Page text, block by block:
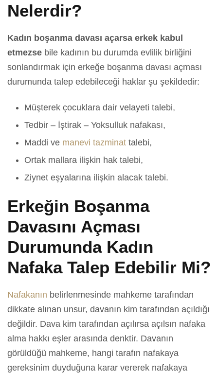
Nelerdir?
Kadın boşanma davası açarsa erkek kabul
etmezse bile kadının bu durumda evlilik birliğini
sonlandırmak için erkeğe boşanma davası açması
durumunda talep edebileceği haklar şu şekildedir:
Müşterek çocuklara dair velayeti talebi,
Tedbir – İştirak – Yoksulluk nafakası,
Maddi ve manevi tazminat talebi,
Ortak mallara ilişkin hak talebi,
Ziynet eşyalarına ilişkin alacak talebi.
Erkeğin Boşanma
Davasını Açması
Durumunda Kadın
Nafaka Talep Edebilir Mi?
Nafakanın belirlenmesinde mahkeme tarafından
dikkate alınan unsur, davanın kim tarafından açıldığı
değildir. Dava kim tarafından açılırsa açılsın nafaka
alma hakkı eşler arasında denktir. Davanın
görüldüğü mahkeme, hangi tarafın nafakaya
gereksinim duyduğuna karar vererek nafakaya